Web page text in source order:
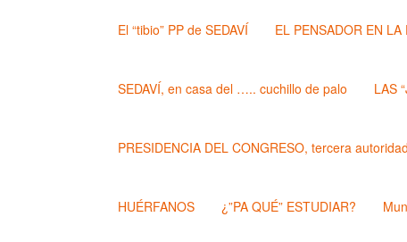
El “tibio” PP de SEDAVÍ EL PENSADOR EN LA
SEDAVÍ, en casa del ….. cuchillo de palo LAS
PRESIDENCIA DEL CONGRESO, tercera
HUÉRFANOS ¿”PA QUÉ” ESTUDIAR?